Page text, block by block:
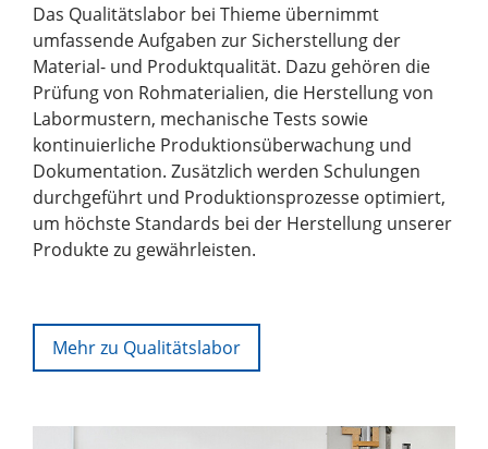
Das Qualitätslabor bei Thieme übernimmt
umfassende Aufgaben zur Sicherstellung der
Material- und Produktqualität. Dazu gehören die
Prüfung von Rohmaterialien, die Herstellung von
Labormustern, mechanische Tests sowie
kontinuierliche Produktionsüberwachung und
Dokumentation. Zusätzlich werden Schulungen
durchgeführt und Produktionsprozesse optimiert,
um höchste Standards bei der Herstellung unserer
Produkte zu gewährleisten.
Mehr zu Qualitätslabor